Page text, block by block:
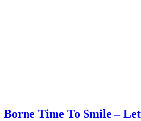
Borne Time To Smile –